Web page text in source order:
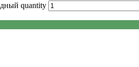
quantity